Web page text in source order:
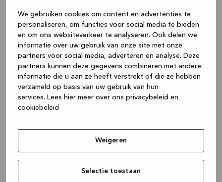
We gebruiken cookies om content en advertenties te
personaliseren, om functies voor social media te bieden
en om ons websiteverkeer te analyseren. Ook delen we
informatie over uw gebruik van onze site met onze
partners voor social media, adverteren en analyse. Deze
partners kunnen deze gegevens combineren met andere
informatie die u aan ze heeft verstrekt of die ze hebben
verzameld op basis van uw gebruik van hun
services. Lees hier meer over ons privacybeleid en
cookiebeleid
Weigeren
Selectie toestaan
(see the browser console for more
information).